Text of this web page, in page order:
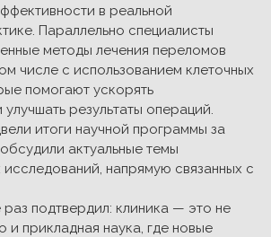
в реальной
Параллельно специалисты
методы лечения переломов
числе с использованием клеточных
помогают ускорять
результаты операций.
итоги научной программы за
актуальные темы
напрямую связанных с
подтвердил: клиника — это не
и прикладная наука, где новые